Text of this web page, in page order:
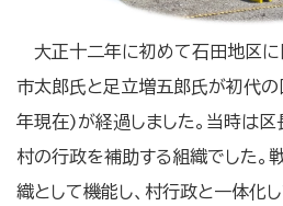
大正十二年に初めて石田地区
市太郎氏と足立増五郎氏が初代
年現在)が経過しました。当時は区
村の行政を補助する組織でした。
織として機能し、村行政と一体化